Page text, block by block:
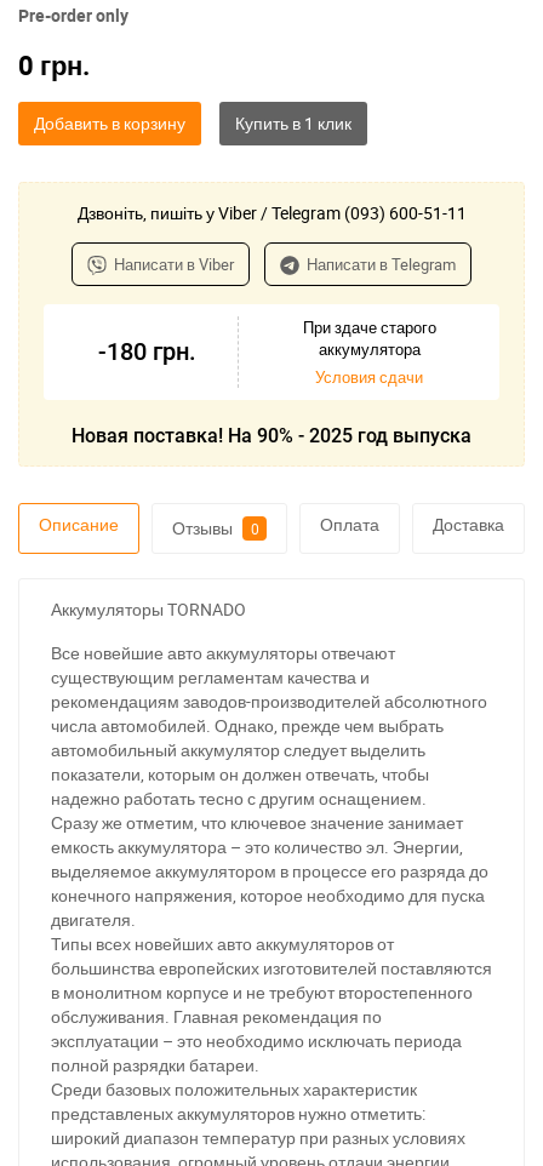
Pre-order only
0 грн.
Добавить в корзину
Дзвоніть, пишіть у Viber / Telegram (093) 600-51-11
Написати в Viber Написати в Telegram
-180 грн.
При здаче старого
аккумулятора
Условия сдачи
Новая поставка! На 90% - 2025 год выпуска
Описание Отзывы 0 Оплата Доставка
Аккумуляторы TORNADO
Все новейшие авто аккумуляторы отвечают
существующим регламентам качества и
рекомендациям заводов-производителей абсолютного
числа автомобилей. Однако, прежде чем выбрать
автомобильный аккумулятор следует выделить
показатели, которым он должен отвечать, чтобы
надежно работать тесно с другим оснащением.
Сразу же отметим, что ключевое значение занимает
емкость аккумулятора – это количество эл. Энергии,
выделяемое аккумулятором в процессе его разряда до
конечного напряжения, которое необходимо для пуска
двигателя.
Типы всех новейших авто аккумуляторов от
большинства европейских изготовителей поставляются
в монолитном корпусе и не требуют второстепенного
обслуживания. Главная рекомендация по
эксплуатации – это необходимо исключать периода
полной разрядки батареи.
Среди базовых положительных характеристик
представленых аккумуляторов нужно отметить:
широкий диапазон температур при разных условиях